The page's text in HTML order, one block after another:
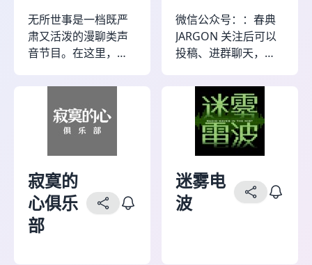
鸡汤式的“拼搏就有回
报”，也不是唯结果论
的“变强即正义”，它更
有力地活着。 《无限
向上》不是情绪的贩
说教台，而是一种深
度探索——寻找「普
通人如何在不确定中
摸索自己的上升方
式」。 讲讲路上的试
无所世事是一档既严
肃又活泼的漫聊类声
音节目。在这里，我
与悬疑故事，陪伴大
光 | 每周二更新，我
们在故事里等你，走
进那些世事的角落。
微信公众号：：春典
JARGON 关注后可以
投稿、进群聊天，收
大典》和免费的下架
节目。 看直播回放：
B站：春典JARGON 了
解主播日常，关注：
微博：春典JARGON
寂寞的
心俱乐
部
迷雾电
波